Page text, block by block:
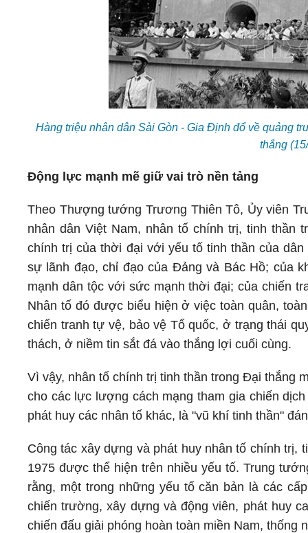
Hàng triệu nhân dân Sài Gòn - Gia Định đổ về quảng
thắng
Động lực mạnh mẽ giữ vai trò nền tảng
Theo Thượng tướng Trương Thiên Tô, Ủy viên
nhân dân Việt Nam, nhân tố chính trị, tinh thần
chính trị của thời đại với yếu tố tinh thần của
sự lãnh đạo, chỉ đạo của Đảng và Bác Hồ; của
mạnh dân tộc với sức mạnh thời đại; của chiến
Nhân tố đó được biểu hiện ở việc toàn quân,
chiến tranh tự vệ, bảo vệ Tổ quốc, ở trạng thái
thách, ở niềm tin sắt đá vào thắng lợi cuối cùng.
Vì vậy, nhân tố chính trị tinh thần trong Đại thắng
cho các lực lượng cách mạng tham gia chiến
phát huy các nhân tố khác, là "vũ khí tinh thần"
Công tác xây dựng và phát huy nhân tố chính trị,
1975 được thể hiện trên nhiều yếu tố. Trung
rằng, một trong những yếu tố căn bản là các
chiến trường, xây dựng và động viên, phát huy
chiến đấu giải phóng hoàn toàn miền Nam, thống